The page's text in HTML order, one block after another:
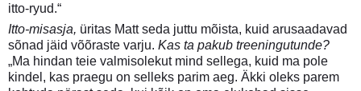
itto-ryud.“
Itto-misasja, üritas Matt seda juttu mõista, kuid arusaadavad
sõnad jäid võõraste varju. Kas ta pakub treeningutunde?
„Ma hindan teie valmisolekut mind sellega, kuid ma pole
kindel, kas praegu on selleks parim aeg. Äkki oleks parem